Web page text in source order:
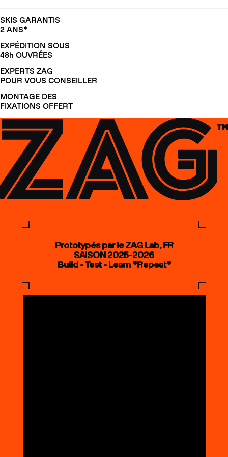
SKIS GARANTIS
2 ANS*
EXPÉDITION SOUS
48h OUVRÉES
EXPERTS ZAG
POUR VOUS CONSEILLER
MONTAGE DES
FIXATIONS OFFERT
Prototypés par le ZAG Lab, FR
SAISON 2025-2026
Build - Test - Learn *Repeat*